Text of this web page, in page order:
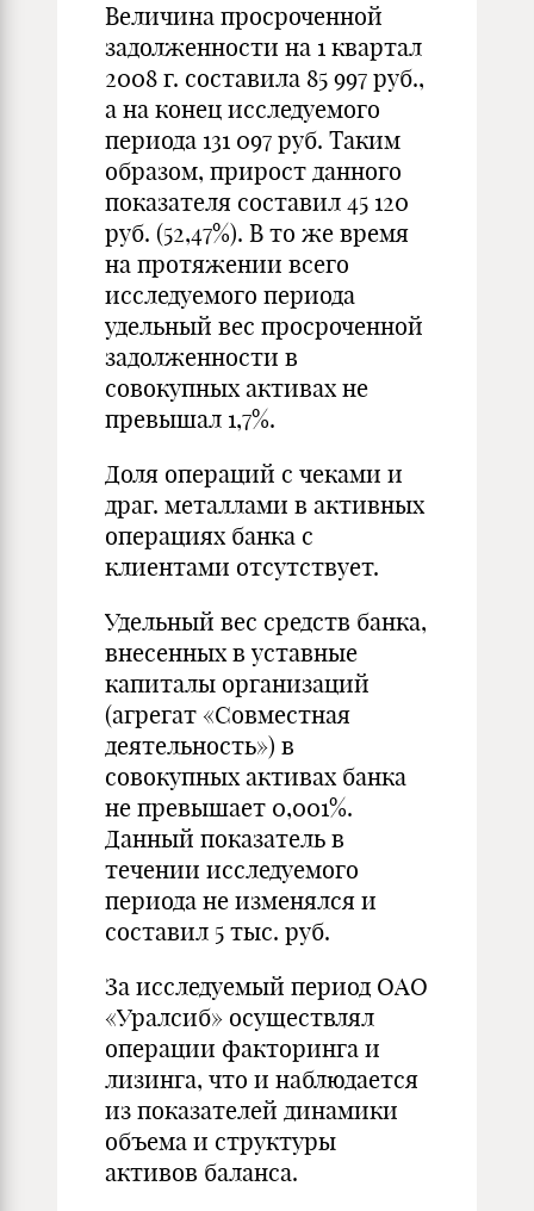
Величина просроченной
задолженности на 1 квартал
2008 г. составила 85 997 руб.,
а на конец исследуемого
периода 131 097 руб. Таким
образом, прирост данного
показателя составил 45 120
руб. (52,47%). В то же время
на протяжении всего
исследуемого периода
удельный вес просроченной
задолженности в
совокупных активах не
превышал 1,7%.
Доля операций с чеками и
драг. металлами в активных
операциях банка с
клиентами отсутствует.
Удельный вес средств банка,
внесенных в уставные
капиталы организаций
(агрегат «Совместная
деятельность») в
совокупных активах банка
не превышает 0,001%.
Данный показатель в
течении исследуемого
периода не изменялся и
составил 5 тыс. руб.
За исследуемый период ОАО
«Уралсиб» осуществлял
операции факторинга и
лизинга, что и наблюдается
из показателей динамики
объема и структуры
активов баланса.